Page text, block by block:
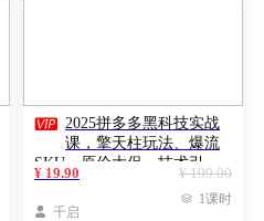
 2025拼多多黑科技实战
课，擎天柱玩法、爆流
SKU、原价大促，技术引
流，单店日销轻松破千单
¥ 199.00
¥ 19.90
 千启
 1课时